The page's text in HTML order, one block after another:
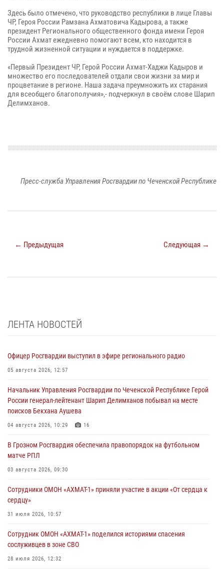
Здесь было отмечено, что руководство республики в лице Главы
ЧР, Героя России Рамзана Ахматовича Кадырова, а также
президент Регионального общественного фонда имени Героя
России Ахмат ежедневно помогают всем, кто находится в
трудной жизненной ситуации и нуждается в поддержке.
«Первый Президент ЧР, Герой России Ахмат-Хаджи Кадыров и
множество его последователей отдали свои жизни за мир и
процветание в регионе. Наша задача преумножить их старания
для всеобщего благополучия»,- подчеркнул в своём слове Шарип
Делимханов.
Пресс-служба Управления Росгвардии по Чеченской Республике
← Предыдущая Следующая →
ЛЕНТА НОВОСТЕЙ
Офицер Росгвардии выступил в эфире регионального радио
05 августа 2026, 12:57
Начальник Управления Росгвардии по Чеченской Республике Герой
России генерал-лейтенант Шарип Делимханов побывал на месте
поисков Бекхана Аушева
04 августа 2026, 10:29 16
В Грозном Росгвардия обеспечила правопорядок на футбольном
матче РПЛ
03 августа 2026, 09:30
Сотрудники ОМОН «АХМАТ-1» приняли участие в акции «От сердца к
сердцу»
31 июля 2026, 10:57
Сотрудник ОМОН «АХМАТ-1» поделился историями спасения
сослуживцев в зоне СВО
28 июля 2026, 12:32